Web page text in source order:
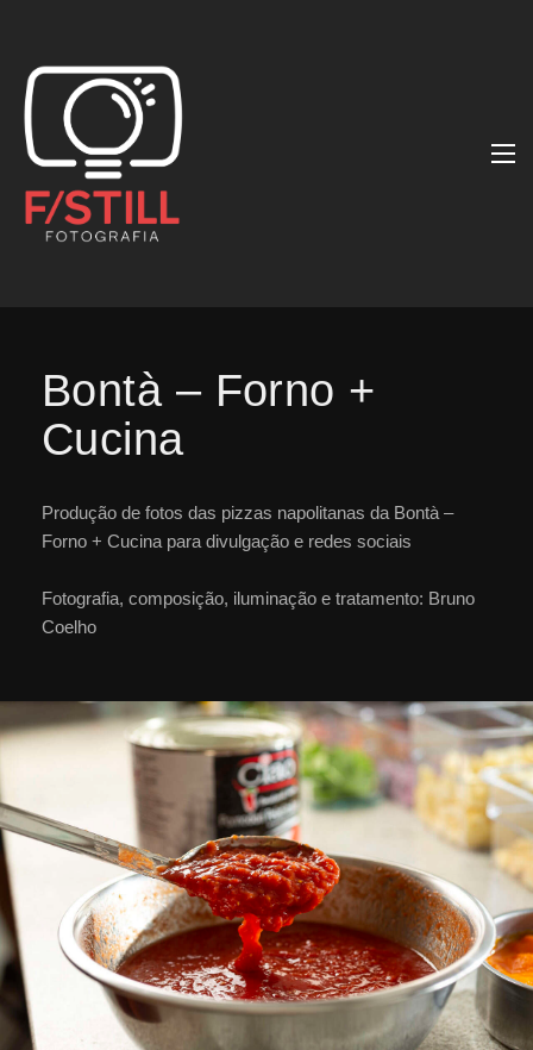
Bontà – Forno +
Cucina
Produção de fotos das pizzas napolitanas da Bontà –
Forno + Cucina para divulgação e redes sociais
Fotografia, composição, iluminação e tratamento: Bruno
Coelho